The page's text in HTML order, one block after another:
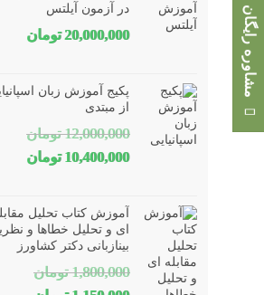
در آزمون آیلتس
20,000,000 تومان
پکیج آموزش زبان
از مبتدی
12,000,000 تومان
قیمت
بود.
10,400,000 تومان
آموزش کتاب تحلیل
ای و تحلیل خطاها و
بینازبانی دکتر کشاورز
1,800,000 تومان
مشاوره رایگان